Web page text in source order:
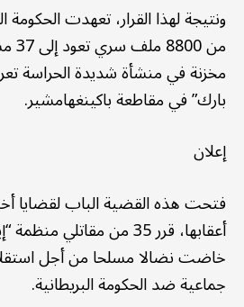
ونتيجة لهذا القرار، تعهدت الحكومة
مخزنة في منشأة شديدة الحراسة
بارك” في مقاطعة باكينغهامشير.
إعلان
فتحت هذه القضية الباب لقضايا
أعقابها، قرر 35 من مقاتلي
خاضت نضالا مسلحا من أجل
جماعية ضد الحكومة البريطانية.